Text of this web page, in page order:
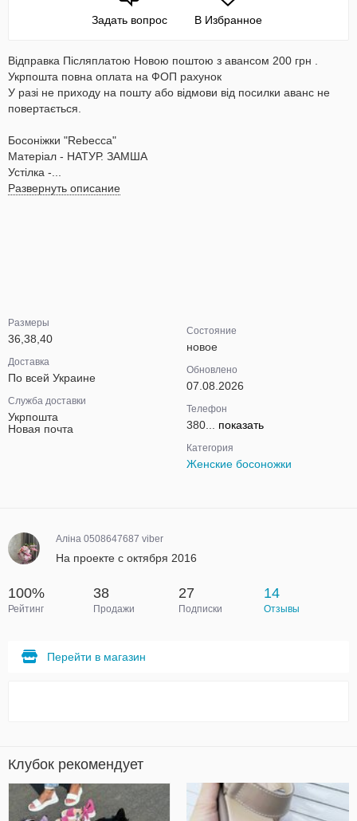
Задать вопрос В Избранное
Відправка Післяплатою Новою поштою з авансом 200 грн .
Укрпошта повна оплата на ФОП рахунок
У разі не приходу на пошту або відмови від посилки аванс не
повертається.
Босоніжки "Rebecca"
Матеріал - НАТУР. ЗАМША
Устілка -...
Развернуть описание
Размеры
36,38,40
Доставка
По всей Украине
Служба доставки
Укрпошта
Новая почта
Состояние
новое
Обновлено
07.08.2026
Телефон
380... показать
Категория
Женские босоножки
Аліна 0508647687 viber
На проекте с октября 2016
100%
Рейтинг
38
Продажи
27
Подписки
14
Отзывы
Перейти в магазин
Клубок рекомендует